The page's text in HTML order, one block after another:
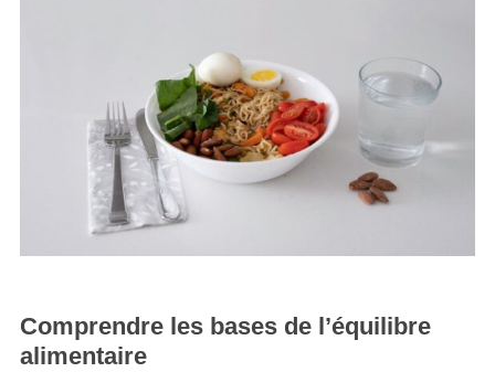
Comprendre les bases de l’équilibre
alimentaire